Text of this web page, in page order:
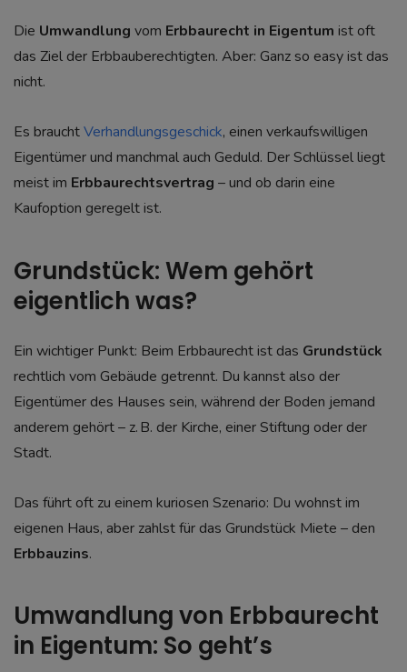
Die Umwandlung vom Erbbaurecht in Eigentum ist oft
das Ziel der Erbbauberechtigten. Aber: Ganz so easy ist das
nicht.
Es brauchtVerhandlungsgeschick, einen verkaufswilligen
Eigentümer und manchmal auch Geduld. Der Schlüssel liegt
meist im Erbbaurechtsvertrag – und ob darin eine
Kaufoption geregelt ist.
Grundstück: Wem gehört
eigentlich was?
Ein wichtiger Punkt: Beim Erbbaurecht ist das Grundstück
rechtlich vom Gebäude getrennt. Du kannst also der
Eigentümer des Hauses sein, während der Boden jemand
anderem gehört – z. B. der Kirche, einer Stiftung oder der
Stadt.
Das führt oft zu einem kuriosen Szenario: Du wohnst im
eigenen Haus, aber zahlst für das Grundstück Miete – den
Erbbauzins.
Umwandlung von Erbbaurecht
in Eigentum: So geht’s